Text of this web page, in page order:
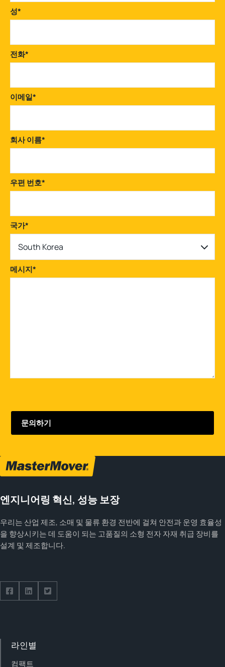
성*
전화*
이메일*
회사 이름*
우편 번호*
국가*
South Korea
메시지*
엔지니어링 혁신, 성능 보장
우리는 산업 제조, 소매 및 물류 환경 전반에 걸쳐 안전과 운영 효율성
을 향상시키는 데 도움이 되는 고품질의 소형 전자 자재 취급 장비를
설계 및 제조합니다.
Follow us on Facebook
Follow us on Facebook
Follow us on Facebook
라인별
컴팩트